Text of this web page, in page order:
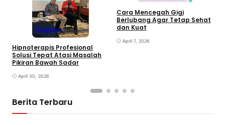
Kesehatan
Hipnoterapis Profesional
Solusi Tepat Atasi Masalah
Pikiran Bawah Sadar
April 30, 2026
Cara Mencegah Gigi
Berlubang Agar Tetap Sehat
dan Kuat
April 7, 2026
Berita Terbaru